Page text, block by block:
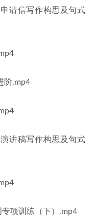
请信写作构思及句式
阶.mp4
讲稿写作构思及句式
项训练（下）.mp4